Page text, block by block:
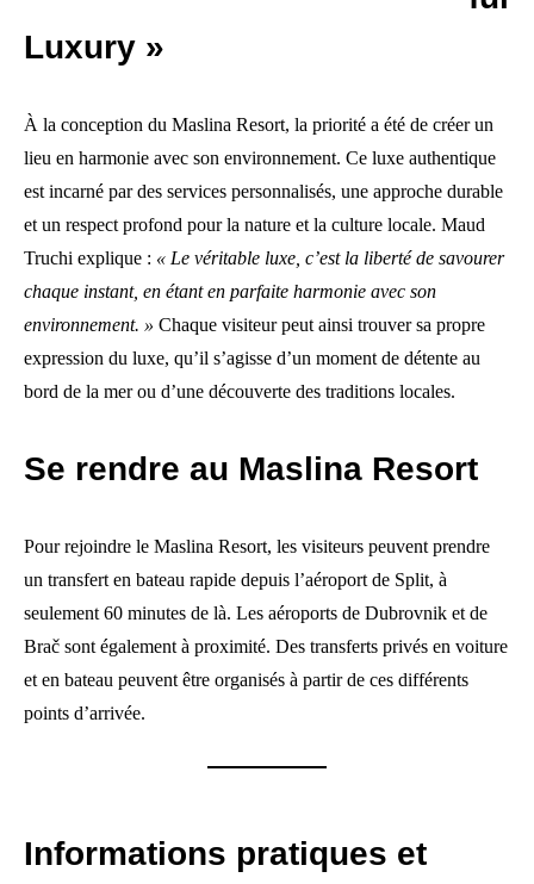
Luxury »
À la conception du Maslina Resort, la priorité a été de créer un
lieu en harmonie avec son environnement. Ce luxe authentique
est incarné par des services personnalisés, une approche durable
et un respect profond pour la nature et la culture locale. Maud
Truchi explique : « Le véritable luxe, c’est la liberté de savourer
chaque instant, en étant en parfaite harmonie avec son
environnement. » Chaque visiteur peut ainsi trouver sa propre
expression du luxe, qu’il s’agisse d’un moment de détente au
bord de la mer ou d’une découverte des traditions locales.
Se rendre au Maslina Resort
Pour rejoindre le Maslina Resort, les visiteurs peuvent prendre
un transfert en bateau rapide depuis l’aéroport de Split, à
seulement 60 minutes de là. Les aéroports de Dubrovnik et de
Brač sont également à proximité. Des transferts privés en voiture
et en bateau peuvent être organisés à partir de ces différents
points d’arrivée.
Informations pratiques et